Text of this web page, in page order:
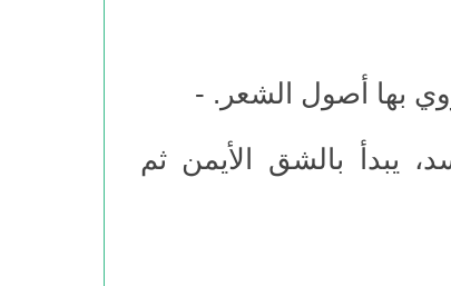
يبدأ بالشق الأيمن ثم